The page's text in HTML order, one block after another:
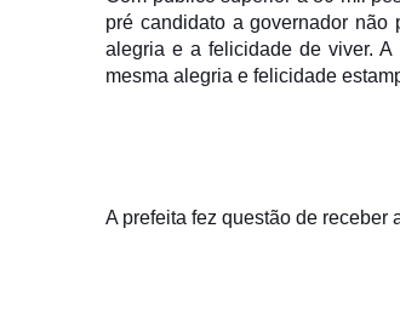
pré candidato a governador
alegria e a felicidade de viver. A
mesma alegria e felicidade
A prefeita fez questão de receber